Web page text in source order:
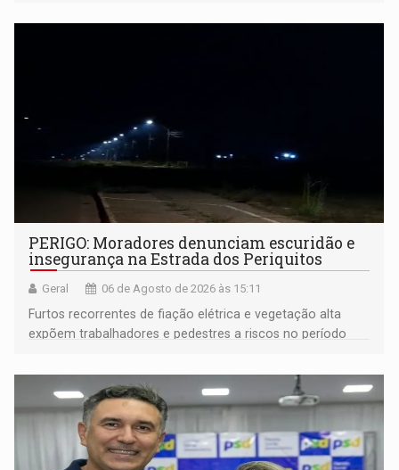
PERIGO: Moradores denunciam escuridão e
insegurança na Estrada dos Periquitos
Geral 06 de Agosto de 2026 às 15:11
Furtos recorrentes de fiação elétrica e vegetação alta
expõem trabalhadores e pedestres a riscos no período